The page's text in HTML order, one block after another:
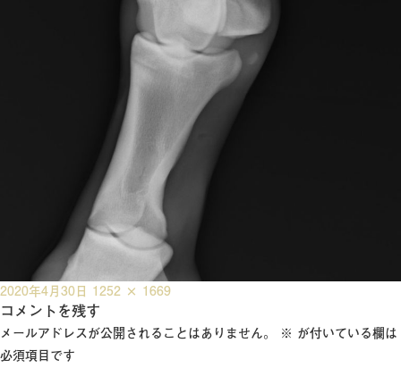
投
稿
日:
2020年4月30日 フ
ル
サ
1252 × 1669
コメントを残す
メールアドレスが公開されることはありません。 ※ が付いている欄は
必須項目です